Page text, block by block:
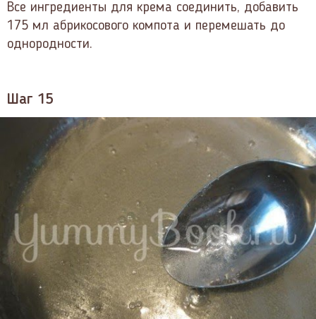
Все ингредиенты для крема соединить, добавить
175 мл абрикосового компота и перемешать до
однородности.
Шаг 15